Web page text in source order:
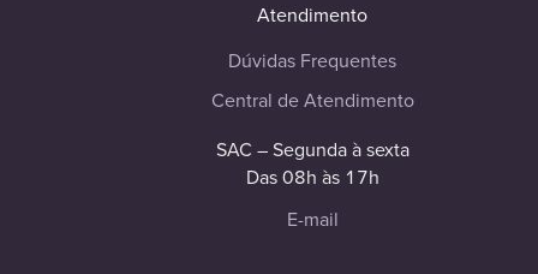
Atendimento
Dúvidas Frequentes
Central de Atendimento
SAC – Segunda à sexta
Das 08h às 17h
E-mail